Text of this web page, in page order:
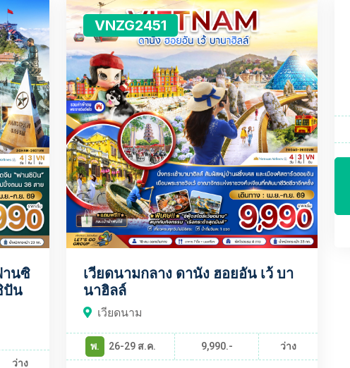
านซิ
ปัน
ว่าง
VNZG2451
เวียดนามกลาง ดานัง ฮอยอัน เว้ บา
นาฮิลล์
เวียดนาม
พ. 26-29 ส.ค. 9,990.- ว่าง